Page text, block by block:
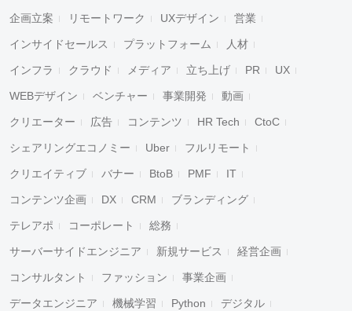
企画立案 リモートワーク UXデザイン 営業
インサイドセールス プラットフォーム 人材
インフラ クラウド メディア 立ち上げ PR UX
WEBデザイン ベンチャー 事業開発 動画
クリエーター 広告 コンテンツ HR Tech CtoC
シェアリングエコノミー Uber フルリモート
クリエイティブ バナー BtoB PMF IT
コンテンツ企画 DX CRM ブランディング
テレアポ コーポレート 総務
サーバーサイドエンジニア 新規サービス 経営企画
コンサルタント ファッション 事業企画
データエンジニア 機械学習 Python デジタル